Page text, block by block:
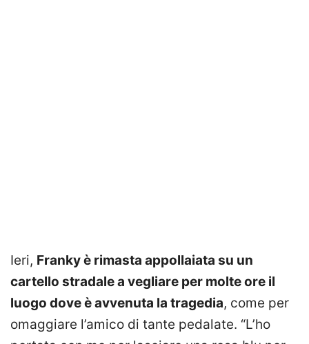
Ieri, Franky è rimasta appollaiata su un
cartello stradale a vegliare per molte ore il
luogo dove è avvenuta la tragedia, come per
omaggiare l’amico di tante pedalate. “L’ho